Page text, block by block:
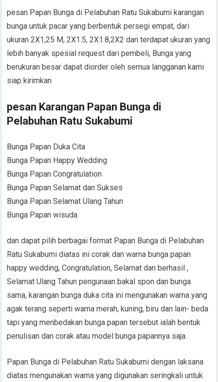
pesan Papan Bunga di Pelabuhan Ratu Sukabumi karangan
bunga untuk pacar yang berbentuk persegi empat, dari
ukuran 2X1,25 M, 2X1.5, 2X1.8,2X2 dan terdapat ukuran yang
lebih banyak spesial request dari pembeli, Bunga yang
berukuran besar dapat diorder oleh semua langganan kami
siap kirimkan
pesan Karangan Papan Bunga di
Pelabuhan Ratu Sukabumi
Bunga Papan Duka Cita
Bunga Papan Happy Wedding
Bunga Papan Congratulation
Bunga Papan Selamat dan Sukses
Bunga Papan Selamat Ulang Tahun
Bunga Papan wisuda
dan dapat pilih berbagai format Papan Bunga di Pelabuhan
Ratu Sukabumi diatas ini corak dan warna bunga papan
happy wedding, Congratulation, Selamat dan berhasil ,
Selamat Ulang Tahun pengunaan bakal spon dan bunga
sama, karangan bunga duka cita ini mengunakan warna yang
agak terang seperti warna merah, kuning, biru dan lain- beda
tapi yang menbedakan bunga papan tersebut ialah bentuk
penulisan dan corak atau model bunga papannya saja.
Papan Bunga di Pelabuhan Ratu Sukabumi dengan laksana
diatas mengunakan warna yang digunakan seringkali untuk